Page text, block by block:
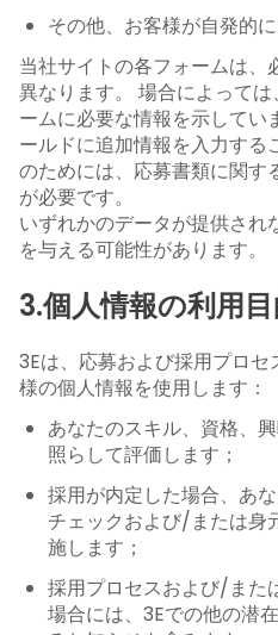
その他、お客様が自発的
当社サイトの各フォームは
異なります。 場合によって
ームに必要な情報を示してい
ールドに追加情報を入力する
のためには、応募書類に関す
が必要です。
いずれかのデータが提供され
を与える可能性があります。
3.個人情報の利用
3Eは、応募および採用プロ
様の個人情報を使用します：
あなたのスキル、資格、
照らして評価します；
採用が内定した場合、あ
チェックおよび/または身
施します；
採用プロセスおよび/また
場合には、3Eでの他の潜